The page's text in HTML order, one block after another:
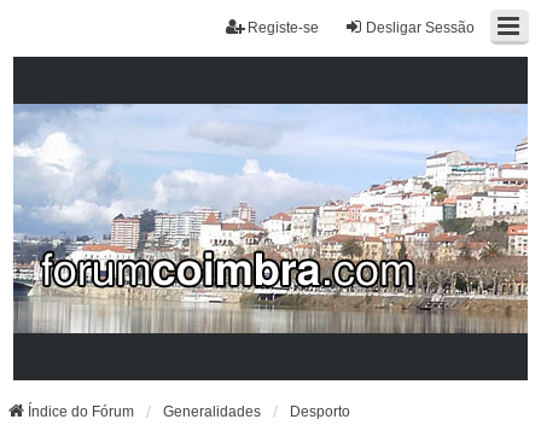
Desligar Sessão
Registe-se
Índice do Fórum Generalidades Desporto